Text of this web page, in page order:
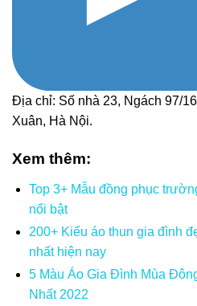
Địa chỉ: Số nhà 23, Ngách 97/
Xuân, Hà Nội.
Xem thêm:
Top 3+ Mẫu đồng phục
nổi bật
200+ Kiểu áo thun gia đình
nhất hiện nay
5 Màu Áo Gia Đình Mùa
Nhất 2022